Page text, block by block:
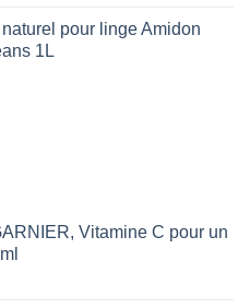
pour linge Amidon
1L
Vitamine C pour un